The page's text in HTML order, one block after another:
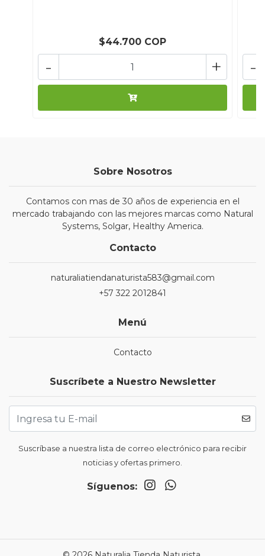
$44.700 COP
+
- -
Sobre Nosotros
Contamos con mas de 30 años de experiencia en el
mercado trabajando con las mejores marcas como Natural
Systems, Solgar, Healthy America.
Contacto
naturaliatiendanaturista583@gmail.com
+57 322 2012841
Menú
Contacto
Suscríbete a Nuestro Newsletter
Suscríbase a nuestra lista de correo electrónico para recibir
noticias y ofertas primero.
Síguenos: